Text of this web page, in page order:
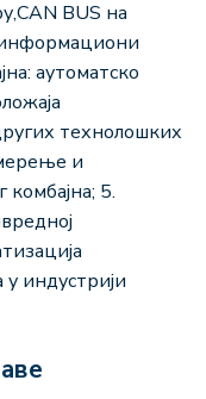
BUS на
информациони
аутоматско
технолошких
и
5.
индустрији